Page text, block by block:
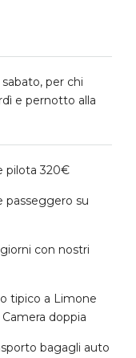
per chi
e pernotto alla
pilota 320€
passeggero su
con nostri
tipico a Limone
doppia
bagagli auto